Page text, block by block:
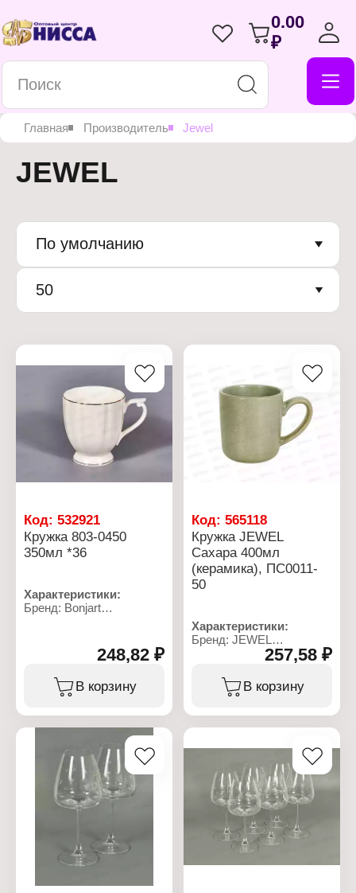
0.00
₽
Главная Производитель Jewel
JEWEL
По умолчанию
50
Код: 532921
Кружка 803-0450
350мл *36
Характеристики:
Бренд: Bonjart
Объем: 350 мл
Материал: фарфор
Упаковка: коробка
Размер упаковки:
Использование в
посудомоечной машине:
Использование в
микроволновой печи: нет
248,82 ₽
В корзину
Код:565118
Кружка JEWEL
Сахара 400мл
(керамика), ПС0011-
50
Характеристики:
Бренд: JEWEL
Артикул: ПС0011-50
Тип товара: Кружка
Модель: "Сахара"
Объем: 400 мл
Использование в
посудомоечной машине:
Использование в
микроволновой печи: Да
257,58 ₽
В корзину